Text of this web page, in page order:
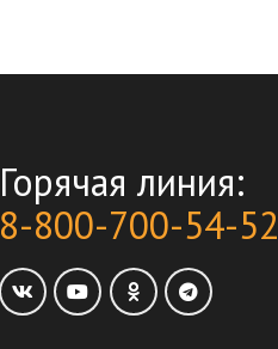
Горячая линия:
8-800-700-54-52